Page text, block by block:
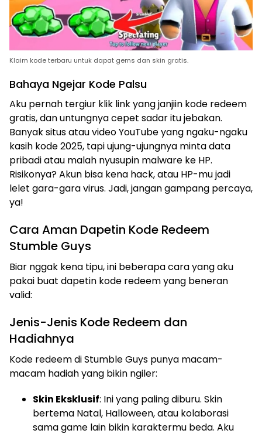
Klaim kode terbaru untuk dapat gems dan skin gratis.
Bahaya Ngejar Kode Palsu
Aku pernah tergiur klik link yang janjiin kode redeem
gratis, dan untungnya cepet sadar itu jebakan.
Banyak situs atau video YouTube yang ngaku-ngaku
kasih kode 2025, tapi ujung-ujungnya minta data
pribadi atau malah nyusupin malware ke HP.
Risikonya? Akun bisa kena hack, atau HP-mu jadi
lelet gara-gara virus. Jadi, jangan gampang percaya,
ya!
Cara Aman Dapetin Kode Redeem
Stumble Guys
Biar nggak kena tipu, ini beberapa cara yang aku
pakai buat dapetin kode redeem yang beneran
valid:
Jenis-Jenis Kode Redeem dan
Hadiahnya
Kode redeem di Stumble Guys punya macam-
macam hadiah yang bikin ngiler:
Skin Eksklusif: Ini yang paling diburu. Skin
bertema Natal, Halloween, atau kolaborasi
sama game lain bikin karaktermu beda. Aku